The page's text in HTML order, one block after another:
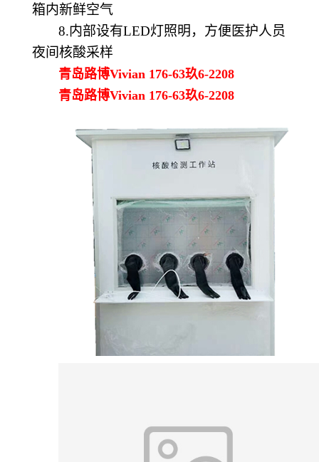
箱内新鲜空气
8.内部设有LED灯照明，方便医护人员
夜间核酸采样
青岛路博Vivian 176-63玖6-2208
青岛路博Vivian 176-63玖6-2208